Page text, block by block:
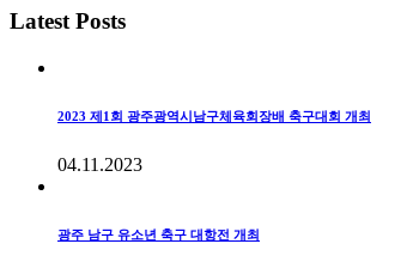
Latest Posts
2023 제1회 광주광역시남구체육회장배 축구대회 개최
04.11.2023
광주 남구 유소년 축구 대항전 개최